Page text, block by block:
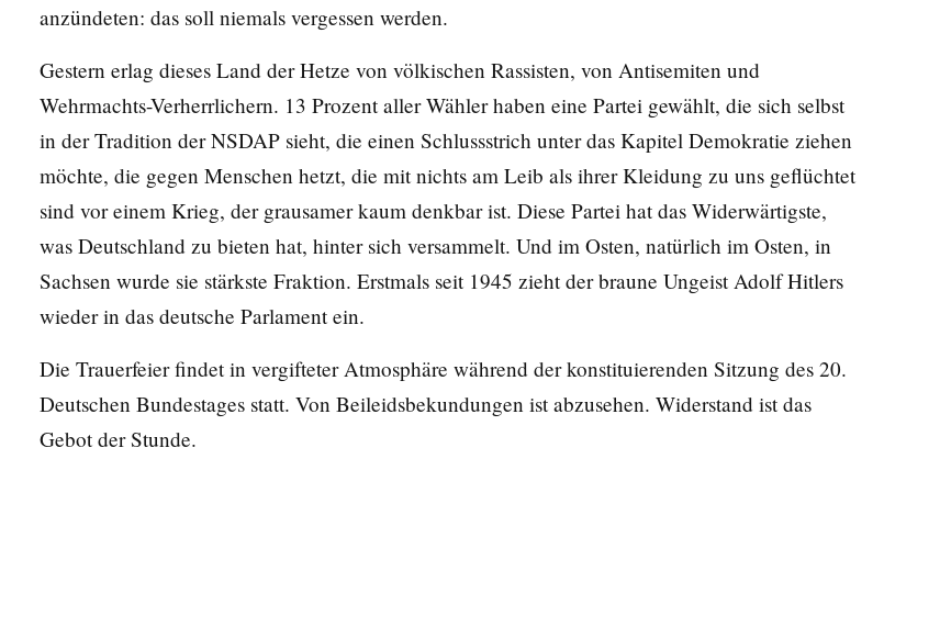
anzündeten: das soll niemals vergessen werden.
Gestern erlag dieses Land der Hetze von völkischen Rassisten, von Antisemiten und
Wehrmachts-Verherrlichern. 13 Prozent aller Wähler haben eine Partei gewählt, die sich selbst
in der Tradition der NSDAP sieht, die einen Schlussstrich unter das Kapitel Demokratie ziehen
möchte, die gegen Menschen hetzt, die mit nichts am Leib als ihrer Kleidung zu uns geflüchtet
sind vor einem Krieg, der grausamer kaum denkbar ist. Diese Partei hat das Widerwärtigste,
was Deutschland zu bieten hat, hinter sich versammelt. Und im Osten, natürlich im Osten, in
Sachsen wurde sie stärkste Fraktion. Erstmals seit 1945 zieht der braune Ungeist Adolf Hitlers
wieder in das deutsche Parlament ein.
Die Trauerfeier findet in vergifteter Atmosphäre während der konstituierenden Sitzung des 20.
Deutschen Bundestages statt. Von Beileidsbekundungen ist abzusehen. Widerstand ist das
Gebot der Stunde.